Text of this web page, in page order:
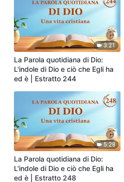
3:21
La Parola quotidiana di Dio:
L'indole di Dio e ciò che Egli ha
ed è | Estratto 244
5:28
La Parola quotidiana di Dio:
L'indole di Dio e ciò che Egli ha
ed è | Estratto 248